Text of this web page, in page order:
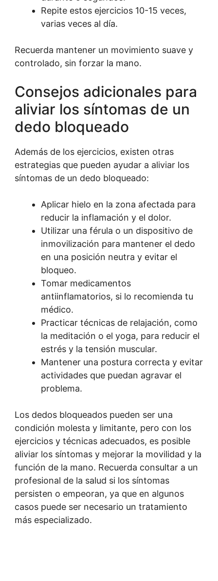
Repite estos ejercicios 10-15 veces,
varias veces al día.
Recuerda mantener un movimiento suave y
controlado, sin forzar la mano.
Consejos adicionales para
aliviar los síntomas de un
dedo bloqueado
Además de los ejercicios, existen otras
estrategias que pueden ayudar a aliviar los
síntomas de un dedo bloqueado:
Aplicar hielo en la zona afectada para
reducir la inflamación y el dolor.
Utilizar una férula o un dispositivo de
inmovilización para mantener el dedo
en una posición neutra y evitar el
bloqueo.
Tomar medicamentos
antiinflamatorios, si lo recomienda tu
médico.
Practicar técnicas de relajación, como
la meditación o el yoga, para reducir el
estrés y la tensión muscular.
Mantener una postura correcta y evitar
actividades que puedan agravar el
problema.
Los dedos bloqueados pueden ser una
condición molesta y limitante, pero con los
ejercicios y técnicas adecuados, es posible
aliviar los síntomas y mejorar la movilidad y la
función de la mano. Recuerda consultar a un
profesional de la salud si los síntomas
persisten o empeoran, ya que en algunos
casos puede ser necesario un tratamiento
más especializado.